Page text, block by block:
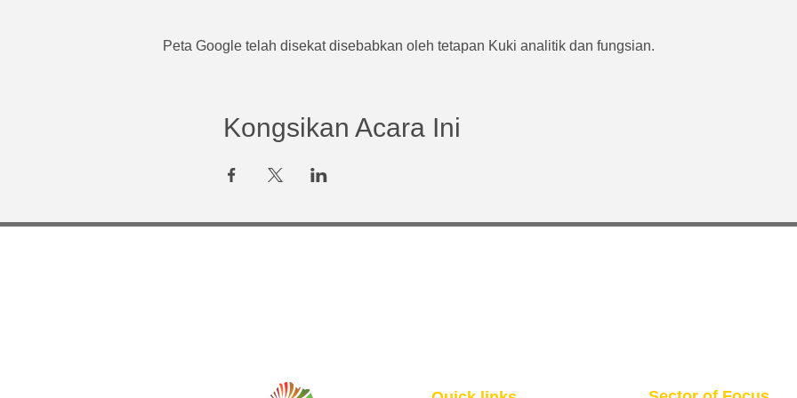
Peta Google telah disekat disebabkan oleh tetapan Kuki analitik dan fungsian.
Kongsikan Acara Ini